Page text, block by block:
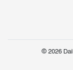
© 2026